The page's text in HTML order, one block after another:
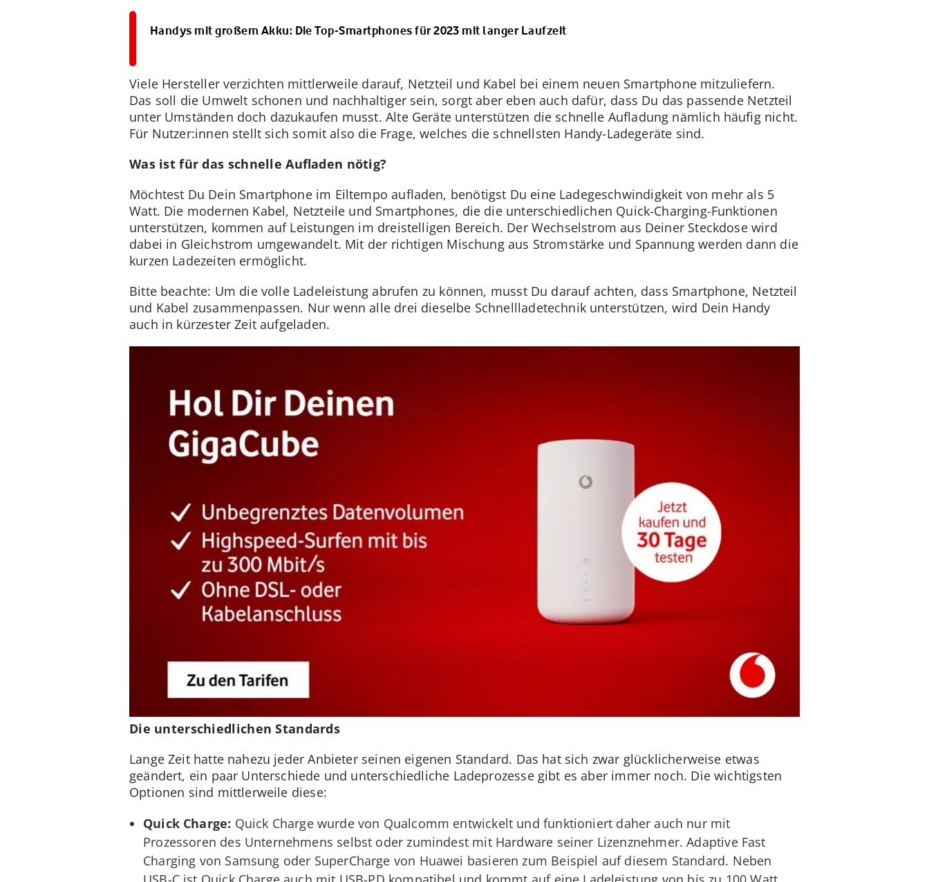
Handys mit großem Akku: Die Top-Smartphones für 2023 mit langer Laufzeit
Viele Hersteller verzichten mittlerweile darauf, Netzteil und Kabel bei einem neuen Smartphone mitzuliefern.
Das soll die Umwelt schonen und nachhaltiger sein, sorgt aber eben auch dafür, dass Du das passende Netzteil
unter Umständen doch dazukaufen musst. Alte Geräte unterstützen die schnelle Aufladung nämlich häufig nicht.
Für Nutzer:innen stellt sich somit also die Frage, welches die schnellsten Handy-Ladegeräte sind.
Was ist für das schnelle Aufladen nötig?
Möchtest Du Dein Smartphone im Eiltempo aufladen, benötigst Du eine Ladegeschwindigkeit von mehr als 5
Watt. Die modernen Kabel, Netzteile und Smartphones, die die unterschiedlichen Quick-Charging-Funktionen
unterstützen, kommen auf Leistungen im dreistelligen Bereich. Der Wechselstrom aus Deiner Steckdose wird
dabei in Gleichstrom umgewandelt. Mit der richtigen Mischung aus Stromstärke und Spannung werden dann die
kurzen Ladezeiten ermöglicht.
Bitte beachte: Um die volle Ladeleistung abrufen zu können, musst Du darauf achten, dass Smartphone, Netzteil
und Kabel zusammenpassen. Nur wenn alle drei dieselbe Schnellladetechnik unterstützen, wird Dein Handy
auch in kürzester Zeit aufgeladen.
Die unterschiedlichen Standards
Lange Zeit hatte nahezu jeder Anbieter seinen eigenen Standard. Das hat sich zwar glücklicherweise etwas
geändert, ein paar Unterschiede und unterschiedliche Ladeprozesse gibt es aber immer noch. Die wichtigsten
Optionen sind mittlerweile diese:
Quick Charge: Quick Charge wurde von Qualcomm entwickelt und funktioniert daher auch nur mit
Prozessoren des Unternehmens selbst oder zumindest mit Hardware seiner Lizenznehmer. Adaptive Fast
Charging von Samsung oder SuperCharge von Huawei basieren zum Beispiel auf diesem Standard. Neben